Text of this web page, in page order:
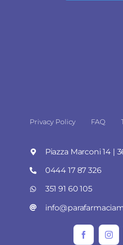
Piazza Marconi 14 |
0444 17 87 326
351 91 60 105
Privacy Policy FAQ